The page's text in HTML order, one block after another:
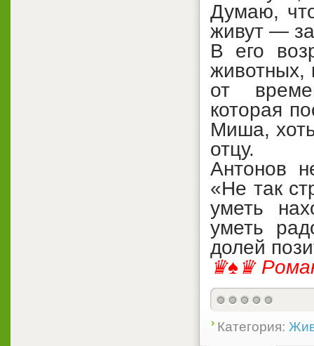
Думаю,
живут —
В его
животных,
от
которая
Миша,
отцу.
Антонов
«Не так
уметь
уметь
долей
♛♠♛
Категория: